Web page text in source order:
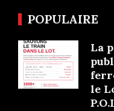
POPULAIRE
La
le